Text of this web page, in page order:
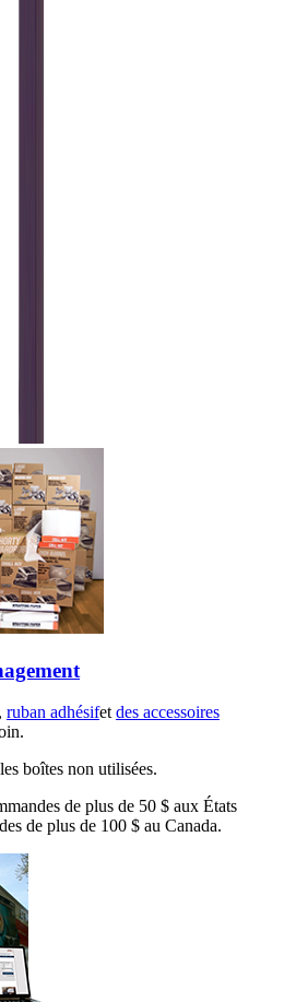
, ruban adhésifetdes accessoires
boîtes non utilisées.
de plus de 50 $ aux États
de plus de 100 $ au Canada.